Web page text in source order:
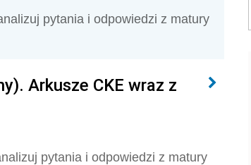
pytania i odpowiedzi z matury
Arkusze CKE wraz z
pytania i odpowiedzi z matury